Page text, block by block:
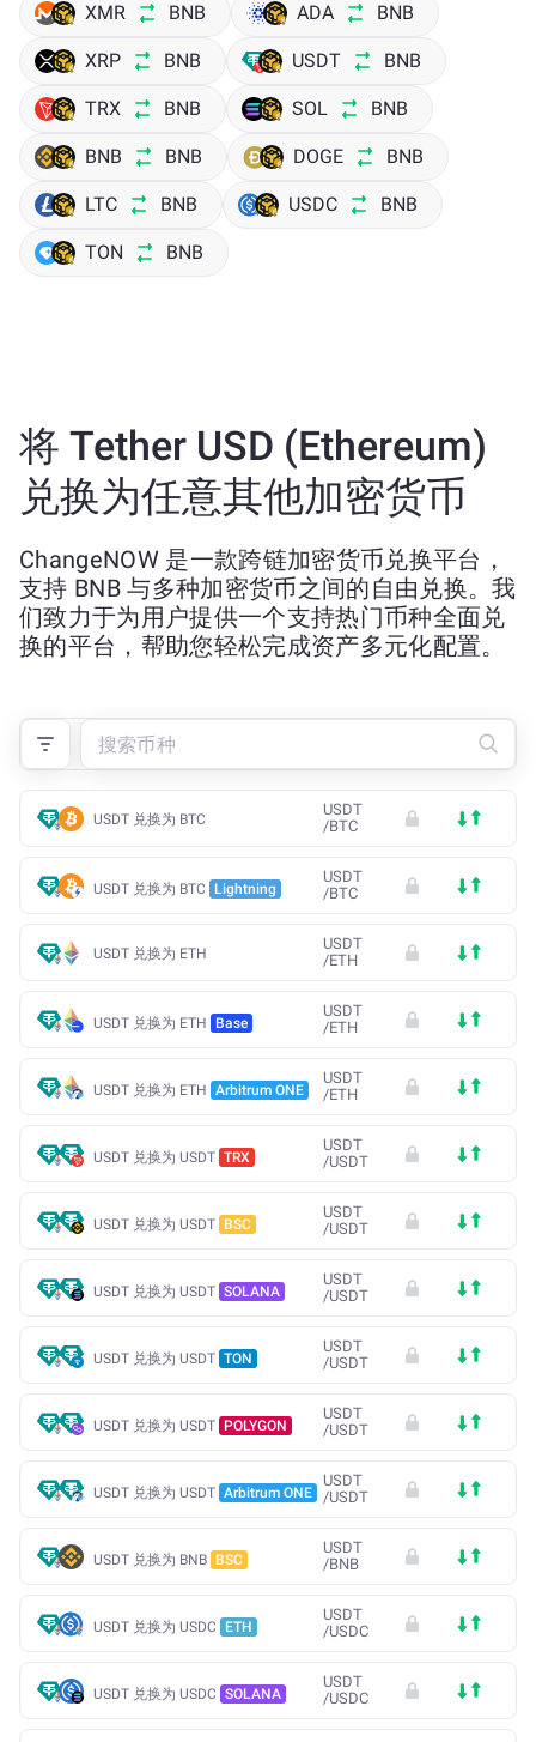
XMR BNB ADA BNB
XRP BNB USDT BNB
TRX BNB SOL BNB
BNB BNB DOGE BNB
LTC BNB USDC BNB
TON BNB
将 Tether USD (Ethereum)
兑换为任意其他加密货币
ChangeNOW 是一款跨链加密货币兑换平台，
支持 BNB 与多种加密货币之间的自由兑换。我
们致力于为用户提供一个支持热门币种全面兑
换的平台，帮助您轻松完成资产多元化配置。
USDT 兑换为 BTC
USDT
/BTC
USDT 兑换为 BTC Lightning
USDT
/BTC
USDT 兑换为 ETH
USDT
/ETH
USDT 兑换为 ETH Base
USDT
/ETH
USDT 兑换为 ETH Arbitrum ONE
USDT
/ETH
USDT 兑换为 USDT TRX
USDT
/USDT
USDT 兑换为 USDT BSC
USDT
/USDT
USDT 兑换为 USDT SOLANA
USDT
/USDT
USDT 兑换为 USDT TON
USDT
/USDT
USDT 兑换为 USDT POLYGON
USDT
/USDT
USDT 兑换为 USDT Arbitrum ONE
USDT
/USDT
USDT 兑换为 BNB BSC
USDT
/BNB
USDT 兑换为 USDC ETH
USDT
/USDC
USDT 兑换为 USDC SOLANA
USDT
/USDC